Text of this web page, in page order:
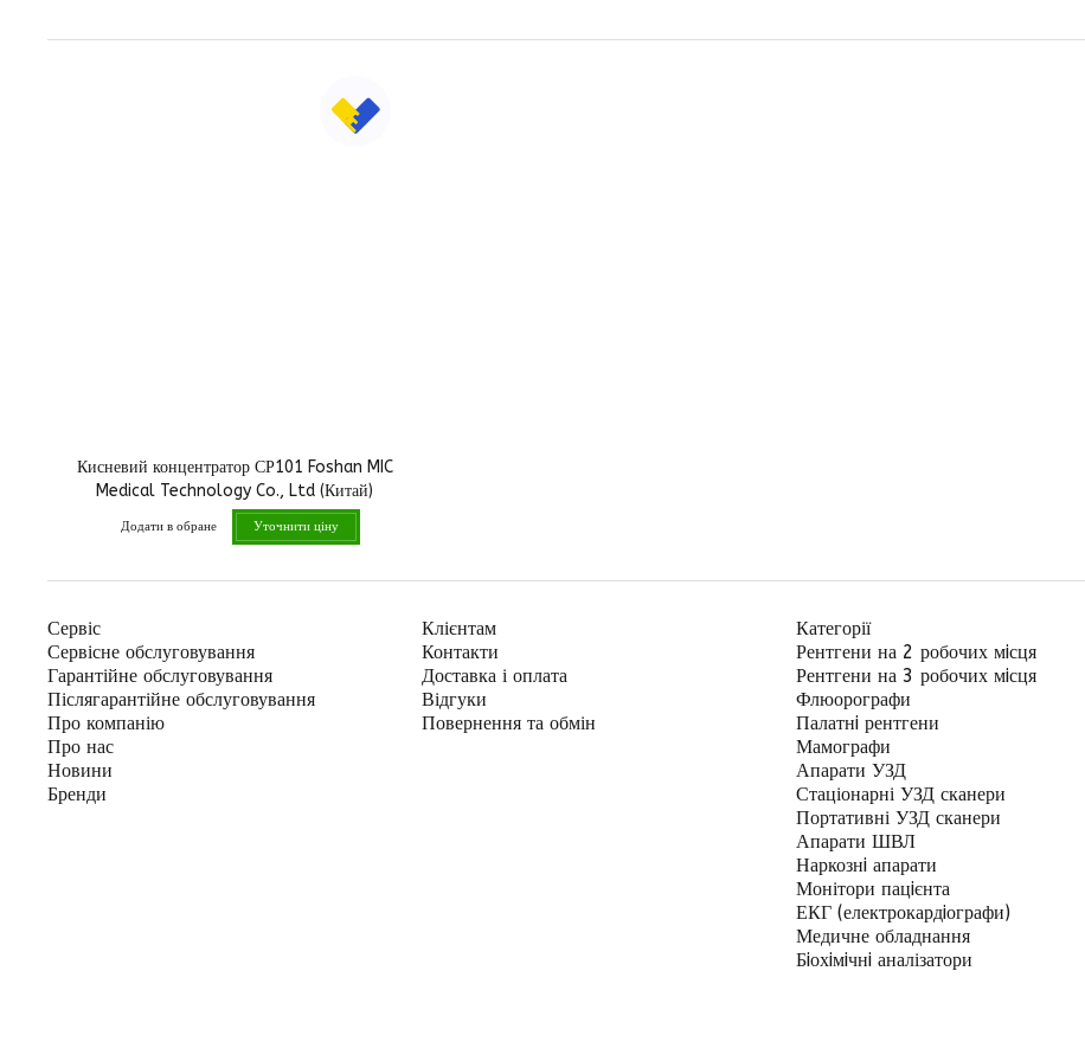
Кисневий концентратор СР101 Foshan MIC
Medical Technology Co., Ltd (Китай)
Додати в обране Уточнити ціну
Сервіс
Сервісне обслуговування
Гарантійне обслуговування
Післягарантійне обслуговування
Про компанію
Про нас
Новини
Бренди
Клієнтам
Контакти
Доставка і оплата
Відгуки
Повернення та обмін
Категорії
Рентгени на 2 робочих мiсця
Рентгени на 3 робочих мiсця
Флюорографи
Палатнi рентгени
Мамографи
Апарати УЗД
Стаціонарні УЗД сканери
Портативні УЗД сканери
Апарати ШВЛ
Наркознi апарати
Монітори пацiєнта
ЕКГ (електрокардiографи)
Медичне обладнання
Бiохiмiчнi аналізатори